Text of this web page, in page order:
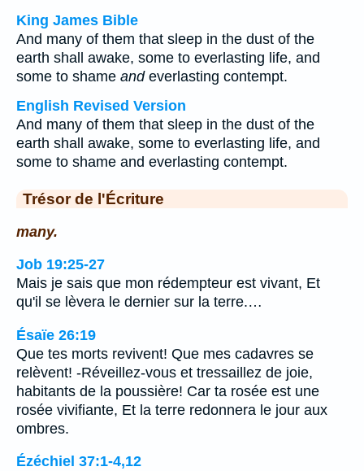
King James Bible
And many of them that sleep in the dust of the
earth shall awake, some to everlasting life, and
some to shame andeverlasting contempt.
English Revised Version
And many of them that sleep in the dust of the
earth shall awake, some to everlasting life, and
some to shame and everlasting contempt.
Trésor de l'Écriture
many.
Job 19:25-27
Mais je sais que mon rédempteur est vivant, Et
qu'il se lèvera le dernier sur la terre.…
Ésaïe 26:19
Que tes morts revivent! Que mes cadavres se
relèvent! -Réveillez-vous et tressaillez de joie,
habitants de la poussière! Car ta rosée est une
rosée vivifiante, Et la terre redonnera le jour aux
ombres.
Ézéchiel 37:1-4,12